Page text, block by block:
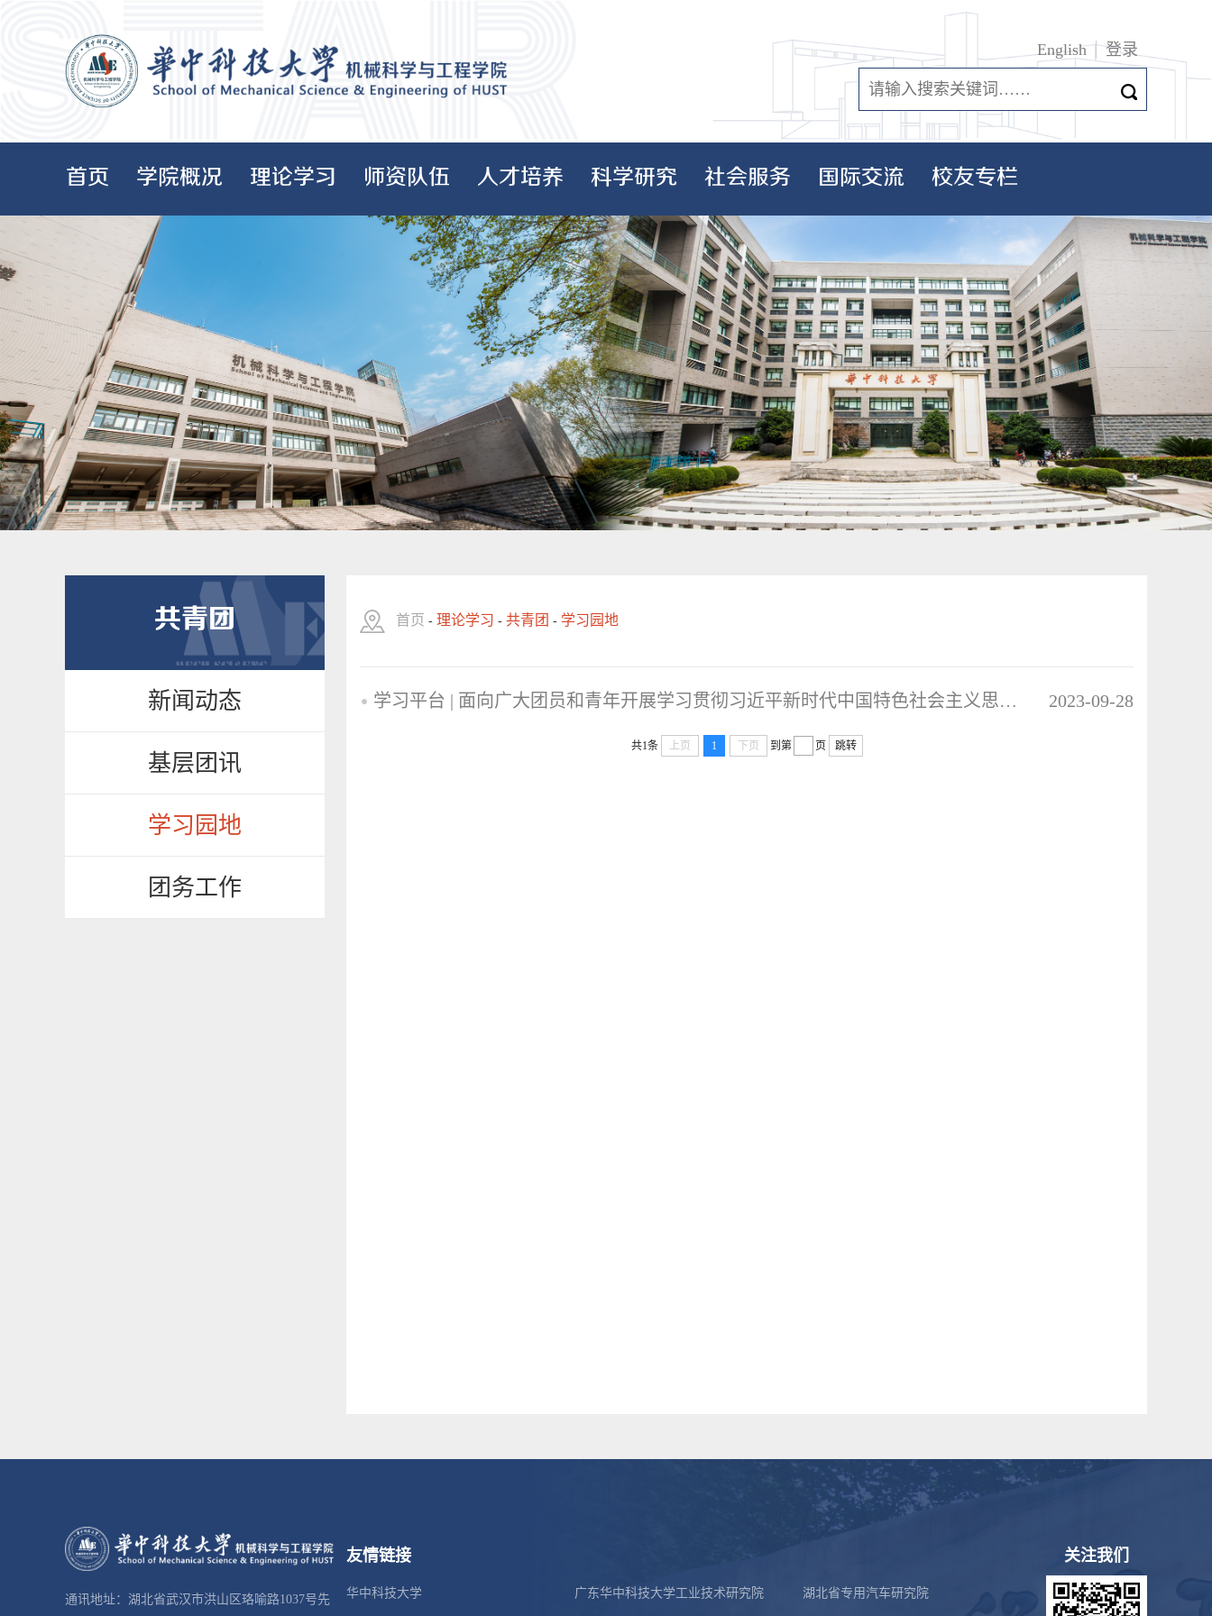
English 登录
首页 学院概况 理论学习 师资队伍 人才培养 科学研究 社会服务 国际交流 校友专栏
共青团
新闻动态
基层团讯
学习园地
团务工作
首页 - 理论学习 - 共青团 - 学习园地
学习平台 | 面向广大团员和青年开展学习贯彻习近平新时代中国特色社会主义思想主题教育 2023-09-28
共1条 上页 1 下页 到第 页 跳转
通讯地址：湖北省武汉市洪山区珞喻路1037号先
友情链接
华中科技大学 广东华中科技大学工业技术研究院 湖北省专用汽车研究院
关注我们